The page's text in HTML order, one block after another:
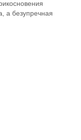
а безупречная